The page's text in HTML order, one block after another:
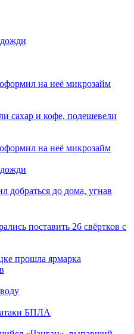
на неё микрозайм
сахар и кофе, подешевели
на неё микрозайм
добраться до дома, угнав
поставить 26 свёртков с
прошла ярмарка
БПЛА